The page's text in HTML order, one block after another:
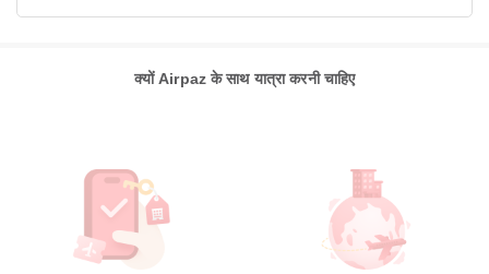
क्यों Airpaz के साथ यात्रा करनी चाहिए